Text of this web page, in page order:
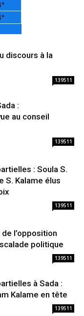
discours à la
139511
:
au conseil
139511
: Soula S.
S. Kalame élus
139511
l’opposition
politique
139511
à Sada :
Kalame en tête
139511